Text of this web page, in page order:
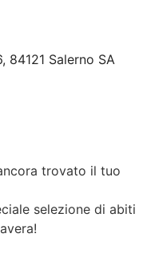
84121 Salerno SA
trovato il tuo
selezione di abiti